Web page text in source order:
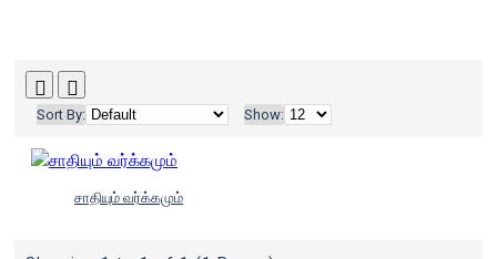
Sort By: Show:
சாதியும் வர்க்கமும்